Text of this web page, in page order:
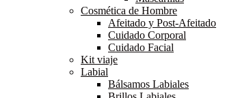
Cosmética de Hombre
Afeitado y Post-Afeitado
Cuidado Corporal
Cuidado Facial
Kit viaje
Labial
Bálsamos Labiales